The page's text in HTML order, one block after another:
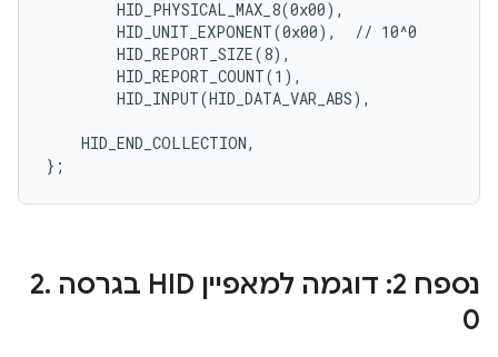
        HID_PHYSICAL_MAX_8(0x00),
        HID_UNIT_EXPONENT(0x00),  // 10^0
        HID_REPORT_SIZE(8),
        HID_REPORT_COUNT(1),
        HID_INPUT(HID_DATA_VAR_ABS),
    HID_END_COLLECTION,
נספח 2: דוגמה למאפיין HID בגרסה 2
.
0